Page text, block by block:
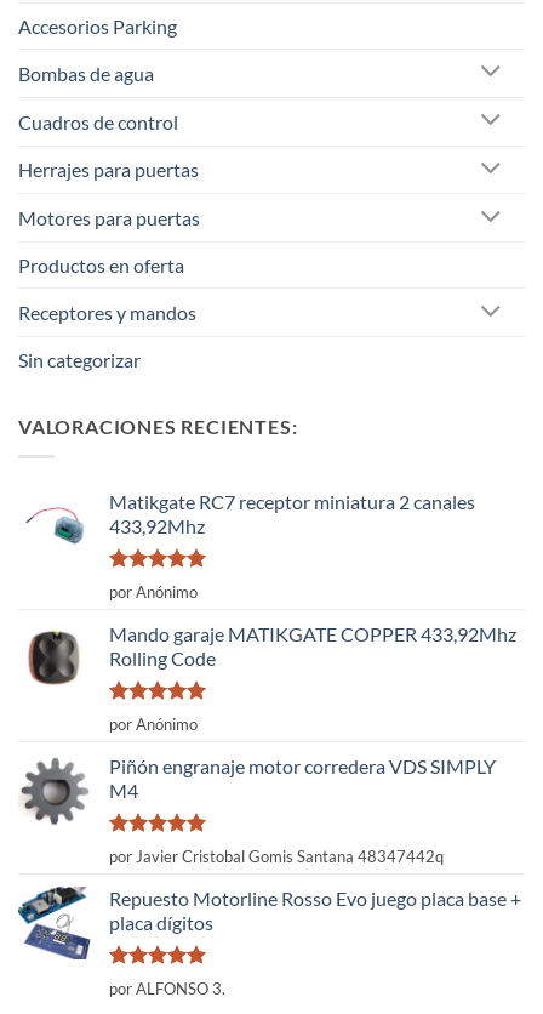
Accesorios Parking
Bombas de agua
Cuadros de control
Herrajes para puertas
Motores para puertas
Productos en oferta
Receptores y mandos
Sin categorizar
VALORACIONES RECIENTES:
Matikgate RC7 receptor miniatura 2 canales
433,92Mhz
Valorado
con
por Anónimo
Mando garaje MATIKGATE COPPER 433,92Mhz
Rolling Code
Valorado
con
por Anónimo
Piñón engranaje motor corredera VDS SIMPLY
M4
Valorado
con
por Javier Cristobal Gomis Santana 48347442q
Repuesto Motorline Rosso Evo juego placa base +
placa dígitos
Valorado
con
por ALFONSO 3.